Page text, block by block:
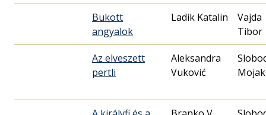
Bukott
angyalok
Ladik Katalin
Vajda
Tibor
Az elveszett
pertli
Aleksandra
Vuković
Mojak